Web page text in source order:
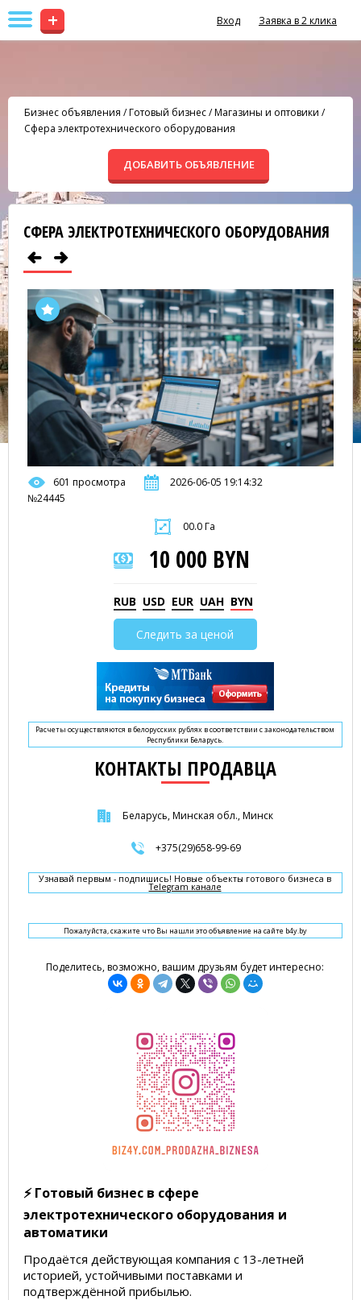
+ Вход Заявка в 2 клика
Бизнес объявления /Готовый бизнес/Магазины и оптовики /
Сфера электротехнического оборудования
ДОБАВИТЬ ОБЪЯВЛЕНИЕ
СФЕРА ЭЛЕКТРОТЕХНИЧЕСКОГО ОБОРУДОВАНИЯ
601 просмотра
2026-06-05 19:14:32
№24445
00.0 Га
10 000 BYN
RUB USD EUR UAH BYN
Следить за ценой
Расчеты осуществляются в белорусских рублях в соответствии с законодательством
Республики Беларусь.
КОНТАКТЫ ПРОДАВЦА
Беларусь, Минская обл., Минск
+375(29)658-99-69
Узнавай первым - подпишись! Новые объекты готового бизнеса в
Telegram канале
Пожалуйста, скажите что Вы нашли это объявление на сайте b4y.by
Поделитесь, возможно, вашим друзьям будет интересно:
⚡️ Готовый бизнес в сфере
электротехнического оборудования и
автоматики
Продаётся действующая компания с 13-летней
историей, устойчивыми поставками и
подтверждённой прибылью.